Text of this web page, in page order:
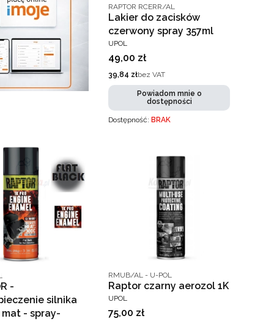
Kod producenta
RAPTOR RCERR/AL
Lakier do zacisków
czerwony spray 357ml
PRODUCENT
UPOL
Cena
49,00 zł
Cena
39,84 złbez VAT
Powiadom mnie o
dostępności
Dostępność: BRAK
-
silnika
- spray-
Kod producenta
RMUB/AL - U-POL
Raptor czarny aerozol 1K
PRODUCENT
UPOL
Cena
75,00 zł